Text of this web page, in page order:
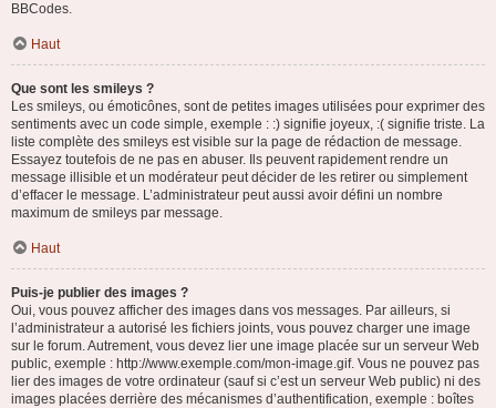
BBCodes.
Haut
Que sont les smileys ?
Les smileys, ou émoticônes, sont de petites images utilisées pour exprimer des
sentiments avec un code simple, exemple : :) signifie joyeux, :( signifie triste. La
liste complète des smileys est visible sur la page de rédaction de message.
Essayez toutefois de ne pas en abuser. Ils peuvent rapidement rendre un
message illisible et un modérateur peut décider de les retirer ou simplement
d’effacer le message. L’administrateur peut aussi avoir défini un nombre
maximum de smileys par message.
Haut
Puis-je publier des images ?
Oui, vous pouvez afficher des images dans vos messages. Par ailleurs, si
l’administrateur a autorisé les fichiers joints, vous pouvez charger une image
sur le forum. Autrement, vous devez lier une image placée sur un serveur Web
public, exemple : http://www.exemple.com/mon-image.gif. Vous ne pouvez pas
lier des images de votre ordinateur (sauf si c’est un serveur Web public) ni des
images placées derrière des mécanismes d’authentification, exemple : boîtes